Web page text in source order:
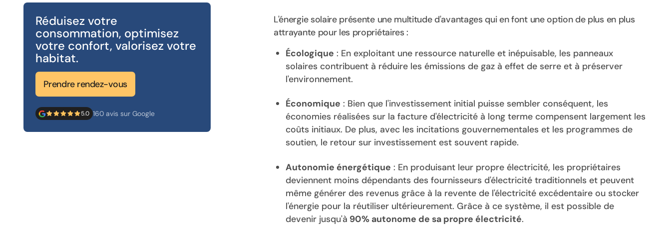
Réduisez votre
consommation, optimisez
votre confort, valorisez votre
habitat.
Prendre rendez-vous
5.0 160 avis sur Google
L'énergie solaire présente une multitude d'avantages qui en font une option de plus en plus
attrayante pour les propriétaires :
Écologique : En exploitant une ressource naturelle et inépuisable, les panneaux
solaires contribuent à réduire les émissions de gaz à effet de serre et à préserver
l'environnement.
Économique : Bien que l'investissement initial puisse sembler conséquent, les
économies réalisées sur la facture d'électricité à long terme compensent largement les
coûts initiaux. De plus, avec les incitations gouvernementales et les programmes de
soutien, le retour sur investissement est souvent rapide.
Autonomie énergétique : En produisant leur propre électricité, les propriétaires
deviennent moins dépendants des fournisseurs d'électricité traditionnels et peuvent
même générer des revenus grâce à la revente de l'électricité excédentaire ou stocker
l'énergie pour la réutiliser ultérieurement. Grâce à ce système, il est possible de
devenir jusqu'à 90% autonome de sa propre électricité.